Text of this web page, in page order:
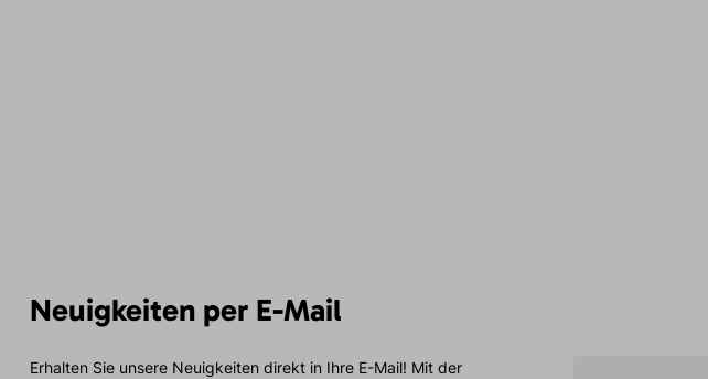
Neuigkeiten per E-Mail
Erhalten Sie unsere Neuigkeiten direkt in Ihre E-Mail! Mit der